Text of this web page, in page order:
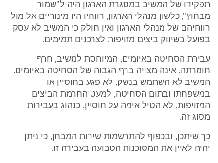
תפקידו של המשיב במסגרת הארגון היה ל"שמור
מבחוץ", כלשון מנהלי הארגון, רווחיו היו מינוריים אל מול
רווחיהם של מנהלי הארגון ואין חולק כי המשיב לא עסק
בפועל בשיווק ביצים מזויפות לצרכנים תמימים.
עבירת הסחיטה באיומים, המיוחסת למשיב, חרף
חומרתה, אינה מצויה ברף הגבוה של הסחיטה באיומים.
המשיב לא השתמש בנשק, לא פגע בחוסיין או
במשפחתו ובתום הסחיטה, למעט החרמת הביצים
המזויפות, לא הטיל אימה על חוסיין, כנהוג בעבירות
מסוג זה.
כך שיתכן, ובכפוף להתרשמות שירות המבחן, כי ניתן
יהיה לאיין את המסוכנות הטבועה בעבירה זו.